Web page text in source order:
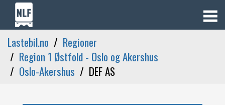
Lastebil.no
Regioner
Region 1 Østfold - Oslo og Akershus
Oslo-Akershus
DEF AS